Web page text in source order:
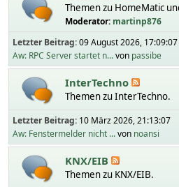
Themen zu HomeMatic
Moderator: martinp876
Letzter Beitrag:09 August 2026, 17:09:07
Aw: RPC Server startet n...von passibe
InterTechno
Themen zu InterTechno.
Letzter Beitrag: 10 März 2026, 21:13:07
Aw: Fenstermelder nicht ...von noansi
KNX/EIB
Themen zu KNX/EIB.